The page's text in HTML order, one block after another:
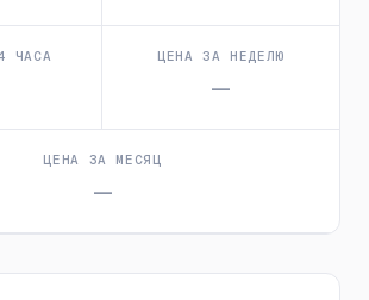
ЧАСА ЦЕНА ЗА НЕДЕЛЮ
—
ЦЕНА ЗА МЕСЯЦ
—